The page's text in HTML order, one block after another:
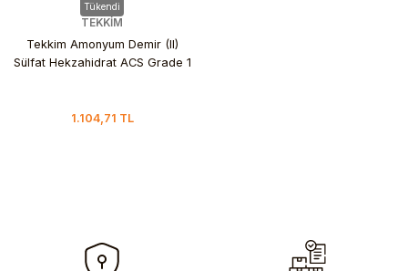
Tükendi
TEKKİM
Tekkim Amonyum Demir (II)
Sülfat Hekzahidrat ACS Grade 1
1.104,71 TL